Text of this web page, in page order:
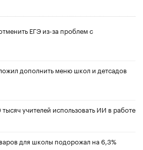
ЕГЭ из-за проблем с
дополнить меню школ и детсадов
учителей использовать ИИ в работе
для школы подорожал на 6,3%